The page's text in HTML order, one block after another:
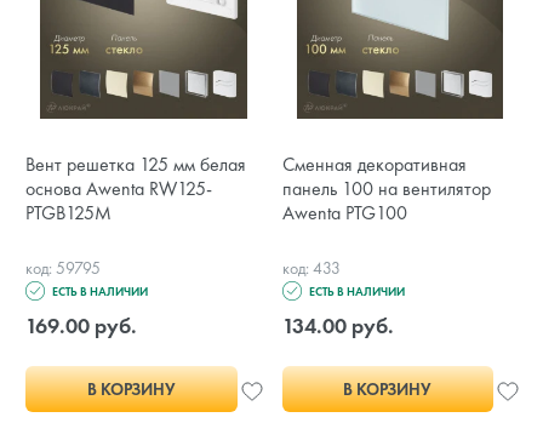
Вент решетка 125 мм белая
основа Awenta RW125-
PTGB125M
код: 59795
ЕСТЬ В НАЛИЧИИ
169.00 руб.
В КОРЗИНУ
Сменная декоративная
панель 100 на вентилятор
Awenta PTG100
код: 433
ЕСТЬ В НАЛИЧИИ
134.00 руб.
В КОРЗИНУ